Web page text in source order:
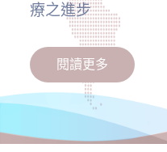
療之進步
閱讀更多